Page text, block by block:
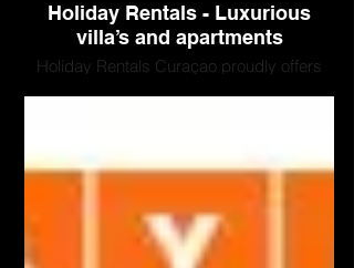
Holiday Rentals - Luxurious
villa’s and apartments
Holiday Rentals Curaçao proudly offers